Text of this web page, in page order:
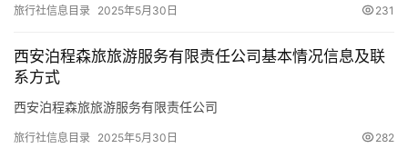
旅行社信息目录 2025年5月30日 231
西安泊程森旅旅游服务有限责任公司基本情况信息及联
系方式
西安泊程森旅旅游服务有限责任公司
旅行社信息目录 2025年5月30日 282